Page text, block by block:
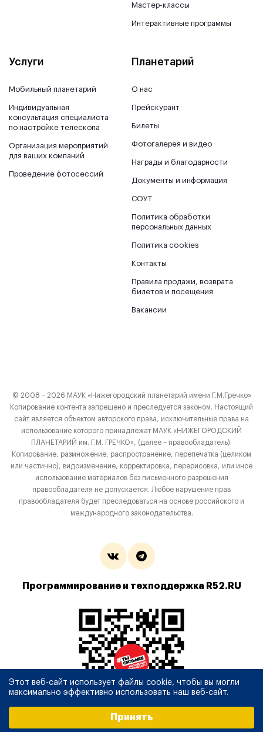
Мастер-классы
Интерактивные программы
Услуги
Мобильный планетарий
Индивидуальная
консультация специалиста
по настройке телескопа
Организация мероприятий
для ваших компаний
Проведение фотосессий
Планетарий
О нас
Прейскурант
Билеты
Фотогалерея и видео
Награды и благодарности
Документы и информация
СОУТ
Политика обработки
персональных данных
Политика cookies
Контакты
Правила продажи, возврата
билетов и посещения
Вакансии
© 2008 − 2026 МАУК «Нижегородский планетарий имени Г.М.Гречко»
Копирование контента запрещено и преследуется законом. Настоящий
сайт является объектом авторского права, исключительные права на
использование которого принадлежат МАУК «НИЖЕГОРОДСКИЙ
ПЛАНЕТАРИЙ им. Г.М. ГРЕЧКО», (далее – правообладатель).
Копирование, размножение, распространение, перепечатка (целиком
или частично), видоизменение, корректировка, перерисовка, или иное
использование материалов без письменного разрешения
правообладателя не допускается. Любое нарушение прав
правообладателя будет преследоваться на основе российского и
международного законодательства.
Программирование и техподдержка R52.RU
Этот веб-сайт использует файлы cookie, чтобы вы могли
максимально эффективно использовать наш веб-сайт.
Принять